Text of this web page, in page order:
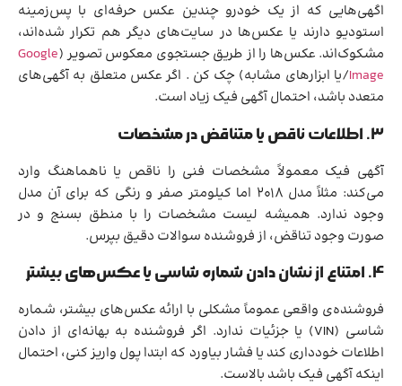
اگهی‌هایی که از یک خودرو چندین عکس حرفه‌ای با پس‌زمینه
استودیو دارند یا عکس‌ها در سایت‌های دیگر هم تکرار شده‌اند،
مشکوک‌اند. عکس‌ها را از طریق جستجوی معکوس تصویر (Google
Image/یا ابزارهای مشابه) چک کن . اگر عکس متعلق به آگهی‌های
متعدد باشد، احتمال آگهی فیک زیاد است.
3. اطلاعات ناقص یا متناقض در مشخصات
آگهی فیک معمولاً مشخصات فنی را ناقص یا ناهماهنگ وارد
می‌کند: مثلاً مدل ۲۰۱۸ اما کیلومتر صفر و رنگی که برای آن مدل
وجود ندارد. همیشه لیست مشخصات را با منطق بسنج و در
صورت وجود تناقض، از فروشنده سوالات دقیق بپرس.
4. امتناع از نشان دادن شماره شاسی یا عکس‌های بیشتر
فروشنده‌ی واقعی عموماً مشکلی با ارائه عکس‌های بیشتر، شماره
شاسی (VIN) یا جزئیات ندارد. اگر فروشنده به بهانه‌ای از دادن
اطلاعات خودداری کند یا فشار بیاورد که ابتدا پول واریز کنی، احتمال
اینکه آگهی فیک باشد بالاست.